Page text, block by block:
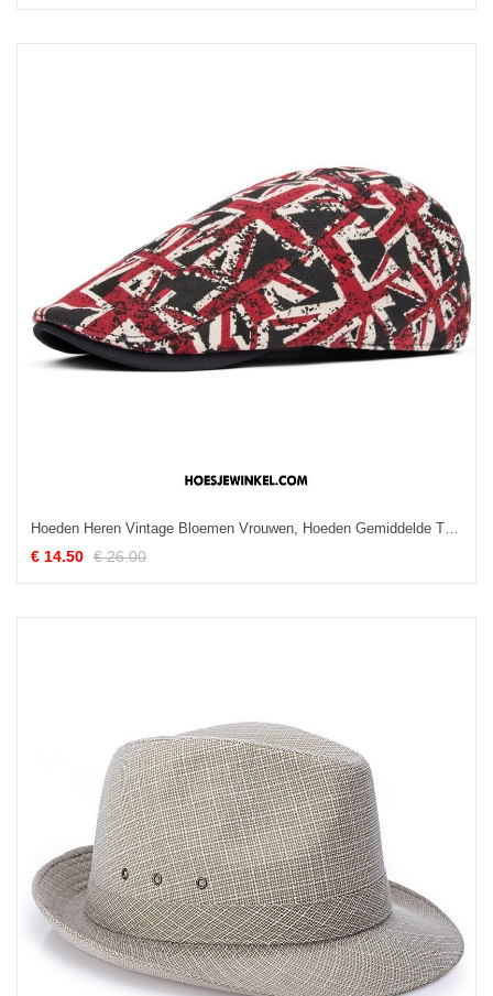
Hoeden Heren Vintage Bloemen Vrouwen, Hoeden Gemiddelde Trend Rot Cyan
€ 14.50 € 26.00